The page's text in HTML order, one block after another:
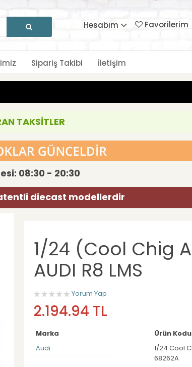
Favorilerim
Hesabım
Sipariş Takibi İletişim
TAKSİTLER
08:30 - 20:30
diecast modellerdir
1/24 (Cool Chig
AUDI R8 LMS
Yorum Yap
2.194.94 TL
Marka
Audi
Ürün Kodu
1/24 Cool
68262A